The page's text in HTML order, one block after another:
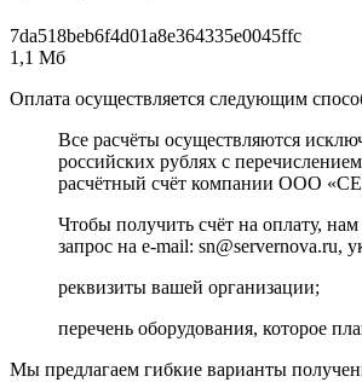
7da518beb6f4d01a8e364335e0045ffc
1,1 Мб
Оплата осуществляется следующим
Все расчёты осуществляются
российских рублях с
расчётный счёт компании ООО
Чтобы получить счёт на оплату,
запрос на e-mail: sn@servernova.ru,
реквизиты вашей организации;
перечень оборудования, которое
Мы предлагаем гибкие варианты